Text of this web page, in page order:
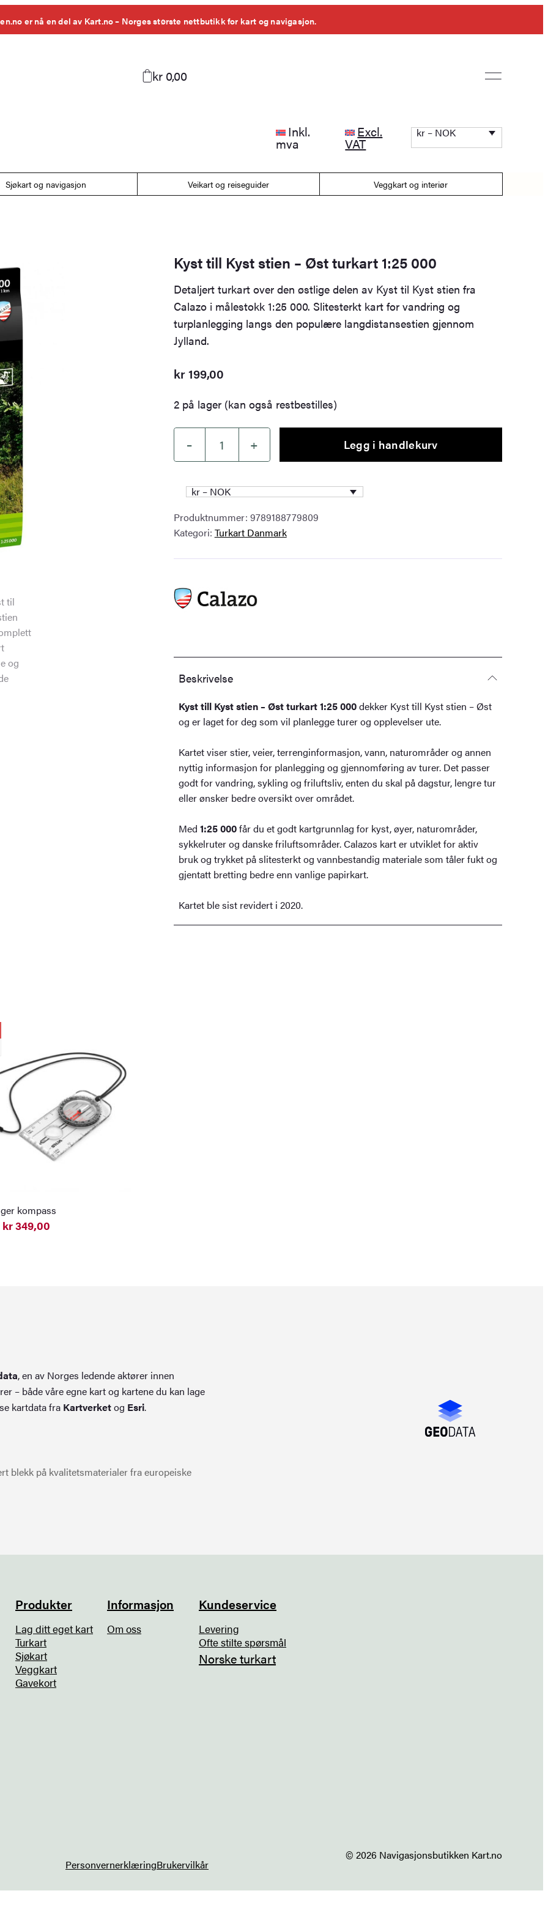
er nå en del av Kart.no – Norges største nettbutikk for kart og navigasjon.
kr 0,00
Inkl.
mva
Excl.
VAT
kr – NOK
Sjøkart og navigasjon Veikart og reiseguider Veggkart og interiør
Kyst till Kyst stien – Øst turkart 1:25 000
Detaljert turkart over den østlige delen av Kyst til Kyst stien fra
Calazo i målestokk 1:25 000. Slitesterkt kart for vandring og
turplanlegging langs den populære langdistansestien gjennom
Jylland.
kr199,00
2 på lager (kan også restbestilles)
–
Kyst
stien
–
1:25
000
+ Legg i handlekurv
kr – NOK
Produktnummer: 9789188779809
Kategori: Turkart Danmark
Beskrivelse
Kyst till Kyst stien – Øst turkart 1:25 000dekker Kyst till Kyst stien – Øst
og er laget for deg som vil planlegge turer og opplevelser ute.
Kartet viser stier, veier, terrenginformasjon, vann, naturområder og annen
nyttig informasjon for planlegging og gjennomføring av turer. Det passer
godt for vandring, sykling og friluftsliv, enten du skal på dagstur, lengre tur
eller ønsker bedre oversikt over området.
Med 1:25 000får du et godt kartgrunnlag for kyst, øyer, naturområder,
sykkelruter og danske friluftsområder. Calazos kart er utviklet for aktiv
bruk og trykket på slitesterkt og vannbestandig materiale som tåler fukt og
gjentatt bretting bedre enn vanlige papirkart.
Kartet ble sist revidert i 2020.
kompass
kr349,00
, en av Norges ledende aktører innen
– både våre egne kart og kartene du kan lage
kartdata fra Kartverketog Esri.
blekk på kvalitetsmaterialer fra europeiske
Produkter
Lag ditt eget kart
Turkart
Sjøkart
Veggkart
Gavekort
Informasjon
Om oss
Kundeservice
Levering
Ofte stilte spørsmål
Norske turkart
PersonvernerklæringBrukervilkår
© 2026 Navigasjonsbutikken Kart.no